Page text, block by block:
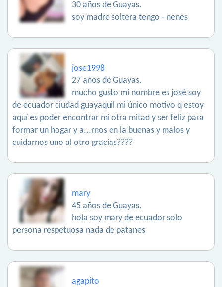
30 años de Guayas.
soy madre soltera tengo - nenes
jose1998
27 años de Guayas.
mucho gusto mi nombre es josé soy
de ecuador ciudad guayaquil mi único motivo q estoy
aquí es poder encontrar mi otra mitad y ser feliz para
formar un hogar y a...rnos en la buenas y malos y
cuidarnos uno al otro gracias????
mary
45 años de Guayas.
hola soy mary de ecuador solo
persona respetuosa nada de patanes
agapito